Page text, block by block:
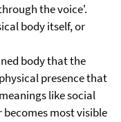
the voice'.
body itself, or
body that the
presence that
like social
most visible